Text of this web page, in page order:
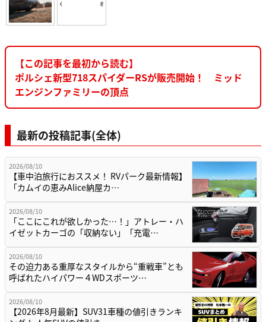
【この記事を最初から読む】
ポルシェ新型718スパイダーRSが販売開始！ ミッド
エンジンファミリーの頂点
最新の投稿記事(全体)
2026/08/10
【車中泊旅行におススメ！ RVパーク最新情報】
「カムイの恵みAlice納屋カ…
2026/08/10
「ここにこれが欲しかった…！」アトレー・ハ
イゼットカーゴの「収納ない」「充電…
2026/08/10
その迫力ある重厚なスタイルから“重戦車”とも
呼ばれたハイパワー４WDスポーツ…
2026/08/10
【2026年8月最新】SUV31車種の値引きランキ